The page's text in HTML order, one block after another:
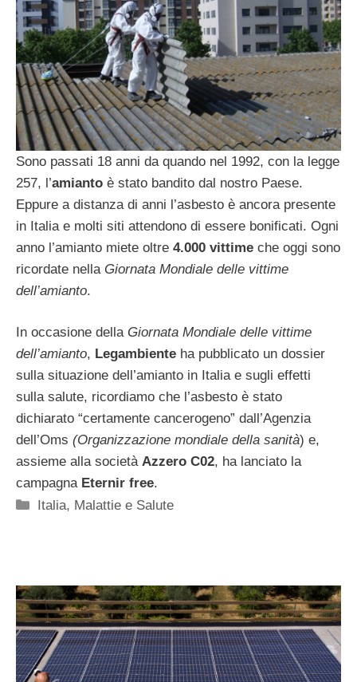
Sono passati 18 anni da quando nel 1992, con la legge
257, l’amianto è stato bandito dal nostro Paese.
Eppure a distanza di anni l’asbesto è ancora presente
in Italia e molti siti attendono di essere bonificati. Ogni
anno l’amianto miete oltre 4.000 vittime che oggi sono
ricordate nellaGiornata Mondiale delle vittime
dell’amianto.
In occasione dellaGiornata Mondiale delle vittime
dell’amianto, Legambiente ha pubblicato un dossier
sulla situazione dell’amianto in Italia e sugli effetti
sulla salute, ricordiamo che l’asbesto è stato
dichiarato “certamente cancerogeno” dall’Agenzia
dell’Oms (Organizzazione mondiale della sanità) e,
assieme alla società Azzero C02, ha lanciato la
campagna Eternir free.
Categorie
Italia, Malattie e Salute